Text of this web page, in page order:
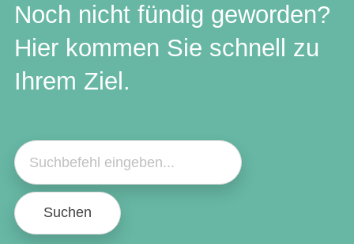
Noch nicht fündig geworden?
Hier kommen Sie schnell zu
Ihrem Ziel.
Suchen